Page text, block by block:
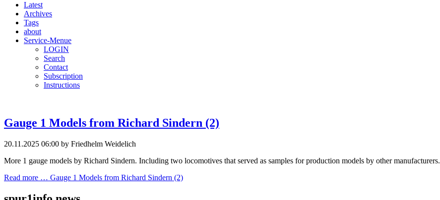
Latest
Archives
Tags
about
Service-Menue
LOGIN
Search
Contact
Subscription
Instructions
Gauge 1 Models from Richard Sindern (2)
20.11.2025 06:00 by Friedhelm Weidelich
More 1 gauge models by Richard Sindern. Including two locomotives that served as samples for production models by other manufacturers.
Read more … Gauge 1 Models from Richard Sindern (2)